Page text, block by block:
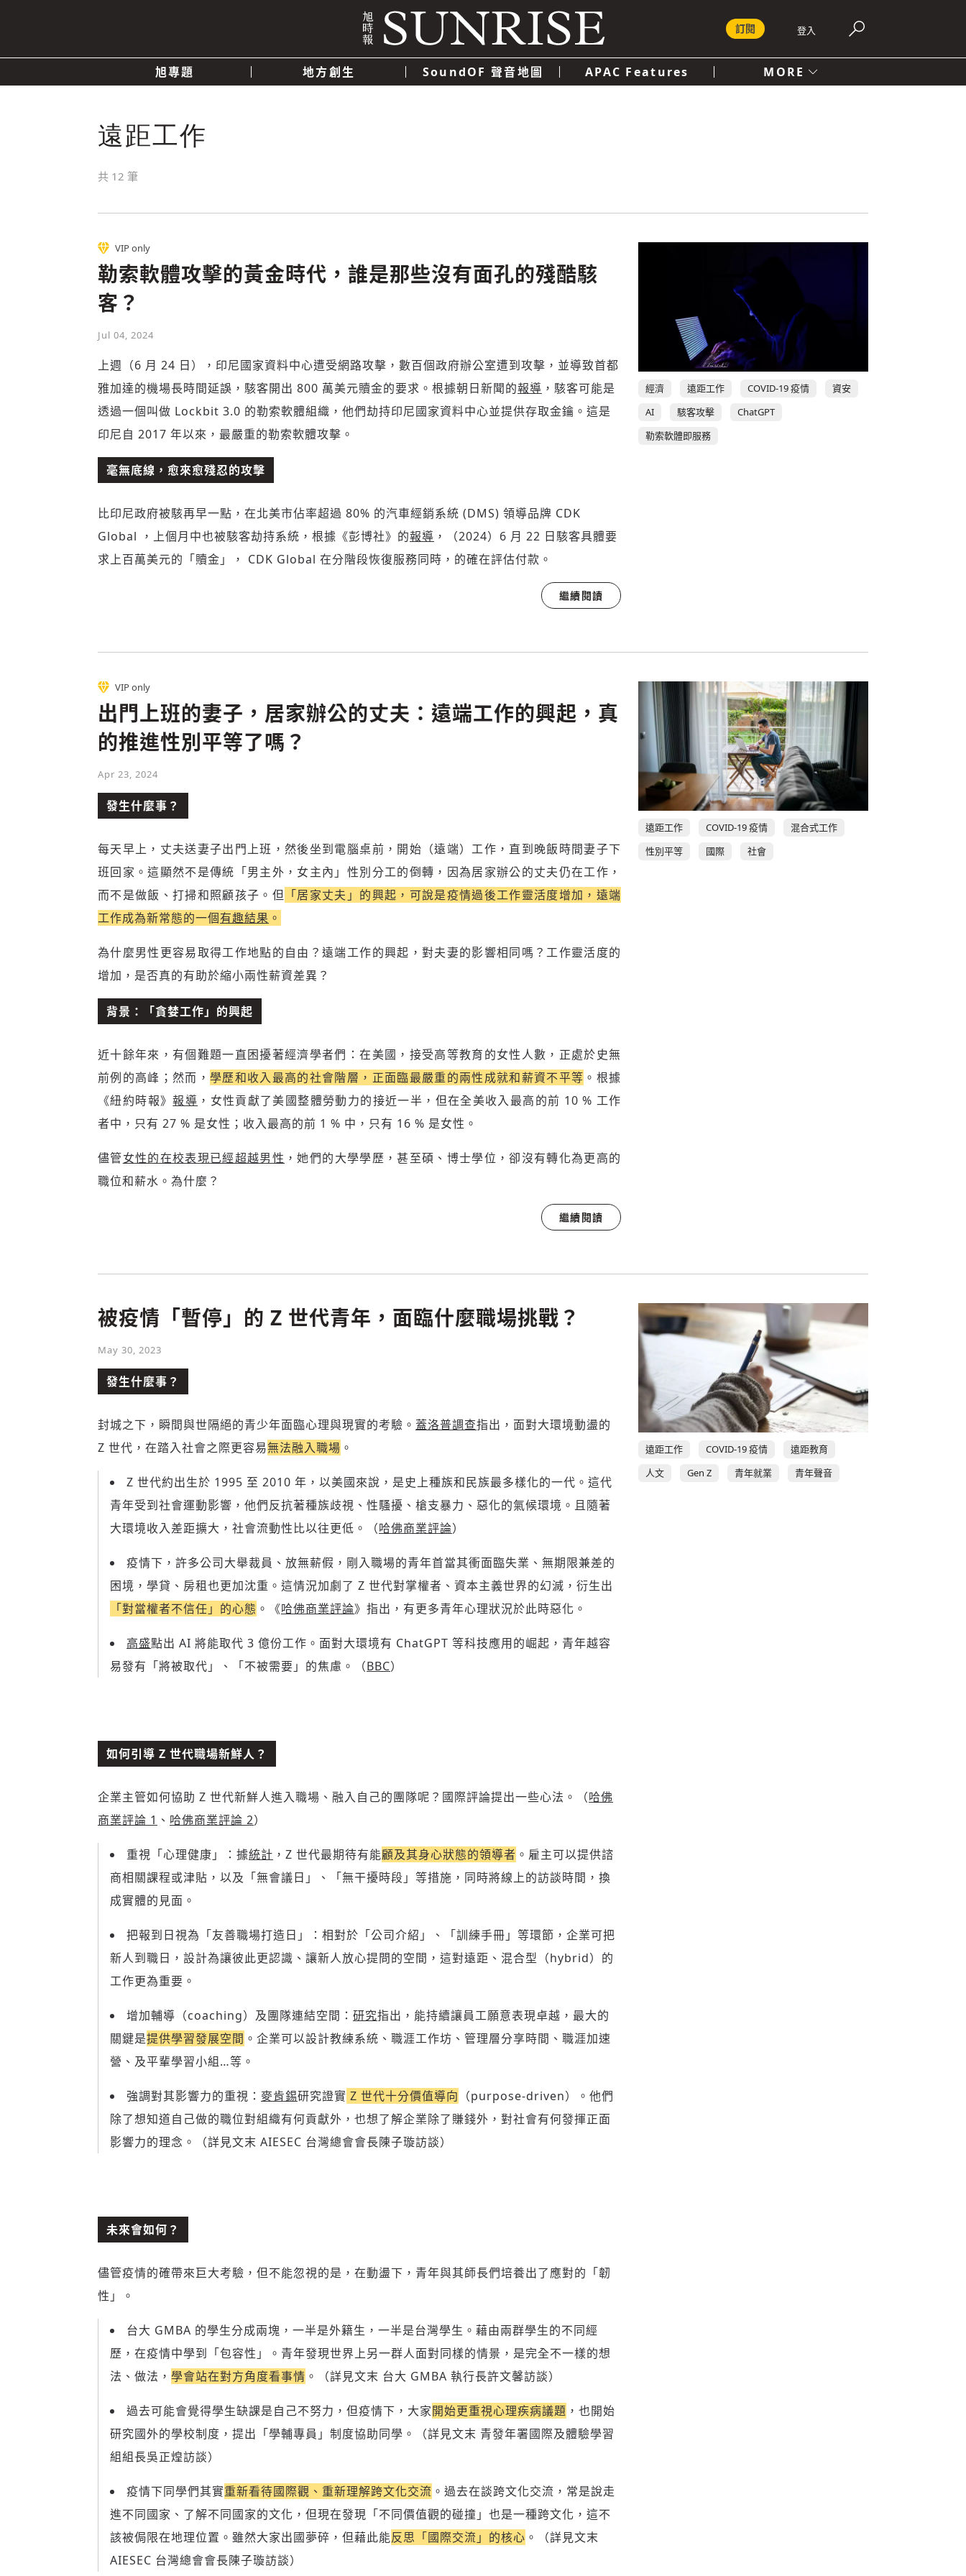
登入
訂閱
旭專題 地方創生 SoundOF 聲音地圖 APAC Features MORE
政治
登入或註冊
歡迎您加入《旭時報》
輸入 Email 驗證碼
請輸入發送到的驗證碼
(十分鐘內有效)
遠距工作
共 12 筆
經濟 遠距工作 COVID-19 疫情
資安
AI
駭客攻擊
ChatGPT
勒索軟體即服務
VIP only
勒索軟體攻擊的黃金時代，誰是那些沒有面孔的殘酷駭
客？
Jul 04, 2024
上週（6 月 24 日），印尼國家資料中心遭受網路攻擊，數百個政府辦公室遭到攻擊，並導致首都
雅加達的機場長時間延誤，駭客開出 800 萬美元贖金的要求。根據朝日新聞的報導 ，駭客可能是
透過一個叫做 Lockbit 3.0 的勒索軟體組織，他們劫持印尼國家資料中心並提供存取金鑰。這是
印尼自 2017 年以來，最嚴重的勒索軟體攻擊。
毫無底線，愈來愈殘忍的攻擊
比印尼政府被駭再早一點，在北美市佔率超過 80% 的汽車經銷系統 (DMS) 領導品牌 CDK
Global ，上個月中也被駭客劫持系統，根據《彭博社》的報導 ，（2024）6 月 22 日駭客具體要
求上百萬美元的「贖金」， CDK Global 在分階段恢復服務同時，的確在評估付款。
繼續閱讀
遠距工作 COVID-19 疫情
混合式工作
性別平等
國際 社會
VIP only
出門上班的妻子，居家辦公的丈夫：遠端工作的興起，真
的推進性別平等了嗎？
Apr 23, 2024
發生什麼事？
每天早上，丈夫送妻子出門上班，然後坐到電腦桌前，開始（遠端）工作，直到晚飯時間妻子下
班回家。這顯然不是傳統「男主外，女主內」性別分工的倒轉，因為居家辦公的丈夫仍在工作，
而不是做飯、打掃和照顧孩子。但 「居家丈夫」的興起，可說是疫情過後工作靈活度增加，遠端
工作成為新常態的一個有趣結果 。
為什麼男性更容易取得工作地點的自由？遠端工作的興起，對夫妻的影響相同嗎？工作靈活度的
增加，是否真的有助於縮小兩性薪資差異？
背景：「貪婪工作」的興起
近十餘年來，有個難題一直困擾著經濟學者們：在美國，接受高等教育的女性人數，正處於史無
前例的高峰；然而，學歷和收入最高的社會階層，正面臨最嚴重的兩性成就和薪資不平等 。根據
《紐約時報》報導 ，女性貢獻了美國整體勞動力的接近一半，但在全美收入最高的前 10 % 工作
者中，只有 27 % 是女性；收入最高的前 1 % 中，只有 16 % 是女性。
儘管女性的在校表現已經超越男性 ，她們的大學學歷，甚至碩、博士學位，卻沒有轉化為更高的
職位和薪水。為什麼？
繼續閱讀
遠距工作 COVID-19 疫情
遠距教育
人文
Gen Z 青年就業 青年聲音
被疫情「暫停」的 Z 世代青年，面臨什麼職場挑戰？
May 30, 2023
發生什麼事？
封城之下，瞬間與世隔絕的青少年面臨心理與現實的考驗。 蓋洛普調查指出，面對大環境動盪的
Z 世代，在踏入社會之際更容易無法融入職場 。
Z 世代約出生於 1995 至 2010 年，以美國來說，是史上種族和民族最多樣化的一代。這代
青年受到社會運動影響，他們反抗著種族歧視、性騷擾、槍支暴力、惡化的氣候環境。且隨著
大環境收入差距擴大，社會流動性比以往更低。（哈佛商業評論）
疫情下，許多公司大舉裁員、放無薪假，剛入職場的青年首當其衝面臨失業、無期限兼差的
困境，學貸、房租也更加沈重。這情況加劇了 Z 世代對掌權者、資本主義世界的幻滅，衍生出
「對當權者不信任」的心態 。《哈佛商業評論》指出，有更多青年心理狀況於此時惡化。
高盛點出 AI 將能取代 3 億份工作。面對大環境有 ChatGPT 等科技應用的崛起，青年越容
易發有「將被取代」、「不被需要」的焦慮。（BBC）
如何引導 Z 世代職場新鮮人？
企業主管如何協助 Z 世代新鮮人進入職場、融入自己的團隊呢？國際評論提出一些心法。（哈佛
商業評論 1 、 哈佛商業評論 2）
重視「心理健康」：據統計 ，Z 世代最期待有能顧及其身心狀態的領導者 。雇主可以提供諮
商相關課程或津貼，以及「無會議日」、「無干擾時段」等措施，同時將線上的訪談時間，換
成實體的見面。
把報到日視為「友善職場打造日」：相對於「公司介紹」、「訓練手冊」等環節，企業可把
新人到職日，設計為讓彼此更認識、讓新人放心提問的空間，這對遠距、混合型（hybrid）的
工作更為重要。
增加輔導（coaching）及團隊連結空間： 研究指出，能持續讓員工願意表現卓越，最大的
關鍵是提供學習發展空間 。企業可以設計教練系統、職涯工作坊、管理層分享時間、職涯加速
營、及平輩學習小組…等。
強調對其影響力的重視： 麥肯錫研究證實 Z 世代十分價值導向 （purpose-driven）。他們
除了想知道自己做的職位對組織有何貢獻外，也想了解企業除了賺錢外，對社會有何發揮正面
影響力的理念。（詳見文末 AIESEC 台灣總會會長陳子璇訪談）
未來會如何？
儘管疫情的確帶來巨大考驗，但不能忽視的是，在動盪下，青年與其師長們培養出了應對的「韌
性」。
台大 GMBA 的學生分成兩塊，一半是外籍生，一半是台灣學生。藉由兩群學生的不同經
歷，在疫情中學到「包容性」。青年發現世界上另一群人面對同樣的情景，是完全不一樣的想
法、做法， 學會站在對方角度看事情 。（詳見文末 台大 GMBA 執行長許文馨訪談）
過去可能會覺得學生缺課是自己不努力，但疫情下，大家開始更重視心理疾病議題 ，也開始
研究國外的學校制度，提出「學輔專員」制度協助同學。（詳見文末 青發年署國際及體驗學習
組組長吳正煌訪談）
疫情下同學們其實重新看待國際觀、重新理解跨文化交流 。過去在談跨文化交流，常是說走
進不同國家、了解不同國家的文化，但現在發現「不同價值觀的碰撞」也是一種跨文化，這不
該被侷限在地理位置。雖然大家出國夢碎，但藉此能反思「國際交流」的核心 。（詳見文末
AIESEC 台灣總會會長陳子璇訪談）